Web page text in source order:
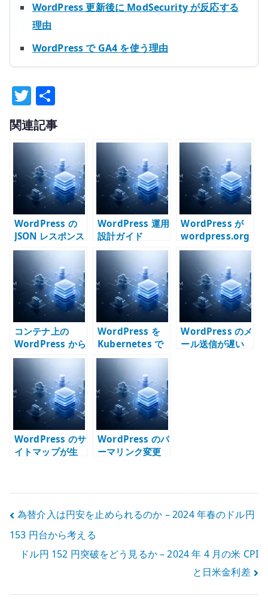
WordPress 更新後に ModSecurity が反応する
理由
WordPress で GA4 を使う理由
T
w
it
te
r
有
関連記事
WordPress の
JSON レスポンス
エラーを切り分
ける – REST API
/ WAF / PHP /
パーマリンクを
見る
WordPress 運用
設計ガイド
WordPress が
wordpress.org
に接続できない
時の切り分け –
DNS / Proxy /
Firewall /
Kubernetes を
確認する
コンテナ上の
WordPress から
メールが送信で
きない原因 –
SMTP /
sendmail /
Postfix を切り
分ける
WordPress を
Kubernetes で
運用する構成 –
コンテナ、永続
化、DB、メー
ル、外部公開を
分けて考える
WordPress のメ
ール送信が遅い
WordPress のサ
イトマップが生
WordPress のパ
ーマリンク変更
投
稿
ナ
ビ
為替介入は円安を止められるのか – 2024 年春のドル円
153 円台から考える
ドル円 152 円突破をどう見るか – 2024 年 4 月の米 CPI
と日米金利差